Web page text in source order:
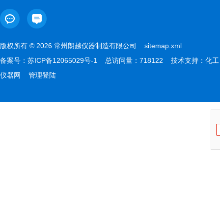
版权所有 © 2026 常州朗越仪器制造有限公司 sitemap.xml
备案号： 苏ICP备12065029号-1 总访问量：718122 技术支持： 化工
仪器网
管理登陆